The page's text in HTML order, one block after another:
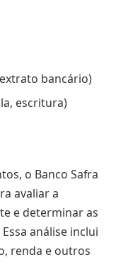
bancário)
escritura)
o Banco Safra
avaliar a
e determinar as
análise inclui
renda e outros